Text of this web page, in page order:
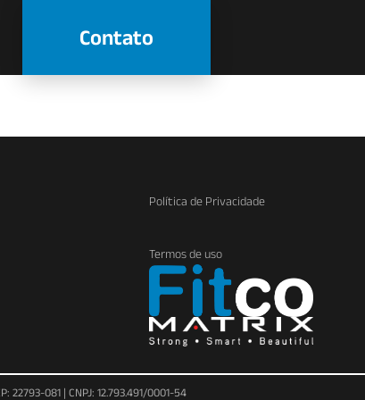
Contato
Política de Privacidade
Termos de uso
081 | CNPJ: 12.793.491/0001-54